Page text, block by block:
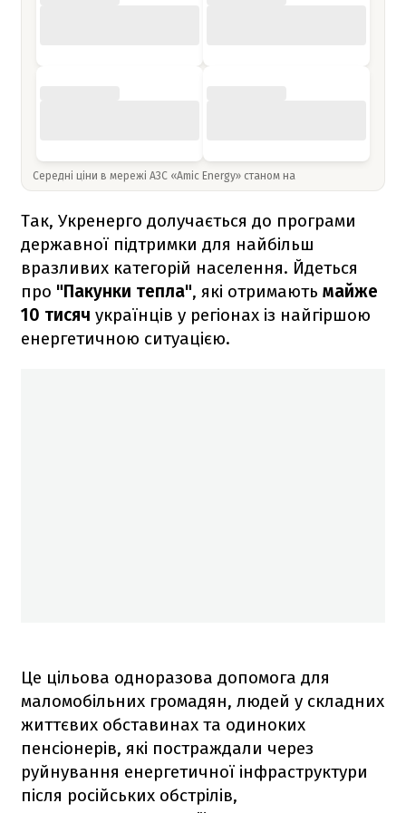
Середні ціни в мережі АЗС «Amic Energy» станом на
Так, Укренерго долучається до програми
державної підтримки для найбільш
вразливих категорій населення. Йдеться
про "Пакунки тепла", які отримають майже
10 тисяч українців у регіонах із найгіршою
енергетичною ситуацією.
Це цільова одноразова допомога для
маломобільних громадян, людей у складних
життєвих обставинах та одиноких
пенсіонерів, які постраждали через
руйнування енергетичної інфраструктури
після російських обстрілів,